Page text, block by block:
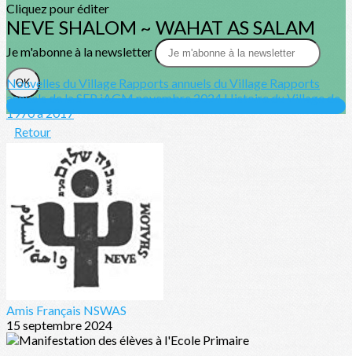
Cliquez pour éditer
NEVE SHALOM ~ WAHAT AS SALAM
Je m'abonne à la newsletter
OK
Nouvelles du Village Rapports annuels du Village Rapports
annuels de la SFPiAGM novembre 2024Histoire du Village de
1970 à 2017
Retour
Amis Français NSWAS
15 septembre 2024